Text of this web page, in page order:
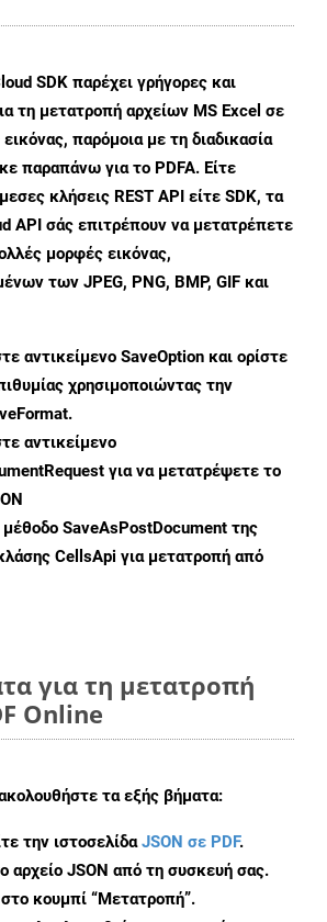
SDK παρέχει γρήγορες και
τη μετατροπή αρχείων MS Excel σε
παρόμοια με τη διαδικασία
παραπάνω για το PDFA. Είτε
κλήσεις REST API είτε SDK, τα
API σάς επιτρέπουν να μετατρέπετε
μορφές εικόνας,
των JPEG, PNG, BMP, GIF και
αντικείμενο SaveOption και ορίστε
χρησιμοποιώντας την
.
αντικείμενο
για να μετατρέψετε το
SaveAsPostDocument της
CellsApi για μετατροπή από
για τη μετατροπή
Online
τα εξής βήματα:
την ιστοσελίδαJSON σε PDF.
αρχείο JSON από τη συσκευή σας.
κουμπί “Μετατροπή”.